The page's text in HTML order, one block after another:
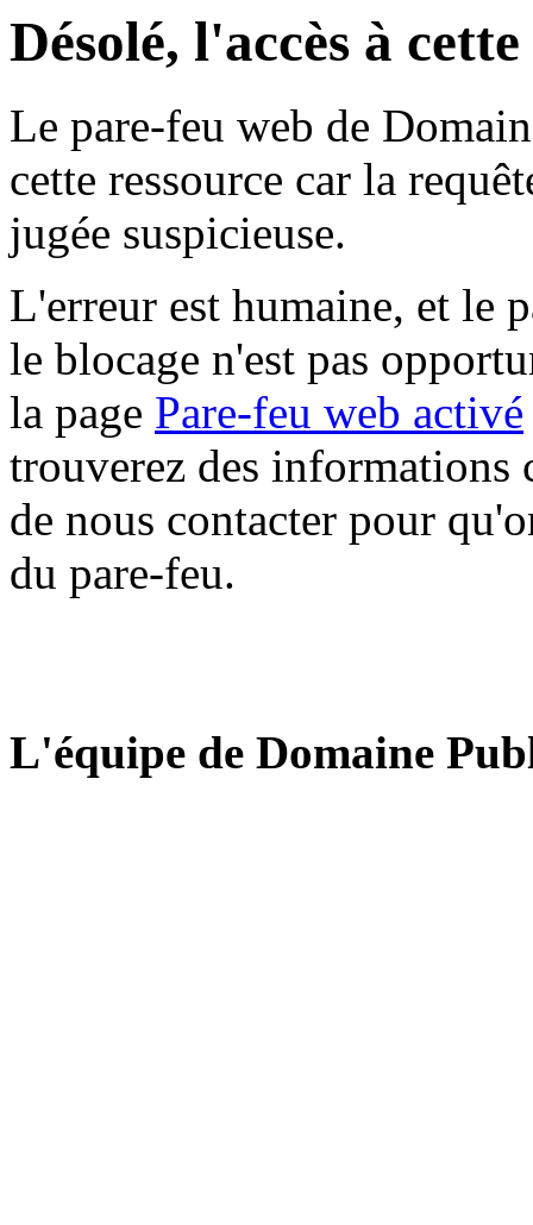
Désolé, l'accès à
Le pare-feu web de
cette ressource car la
jugée suspicieuse.
L'erreur est humaine, et le
le blocage n'est pas
la page Pare-feu web activé
trouverez des informations
de nous contacter pour
du pare-feu.
L'équipe de Domaine